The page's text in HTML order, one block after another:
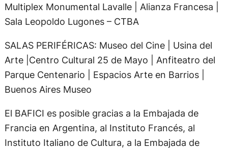
Multiplex Monumental Lavalle | Alianza Francesa |
Sala Leopoldo Lugones – CTBA
SALAS PERIFÉRICAS: Museo del Cine | Usina del
Arte |Centro Cultural 25 de Mayo | Anfiteatro del
Parque Centenario | Espacios Arte en Barrios |
Buenos Aires Museo
El BAFICI es posible gracias a la Embajada de
Francia en Argentina, al Instituto Francés, al
Instituto Italiano de Cultura, a la Embajada de